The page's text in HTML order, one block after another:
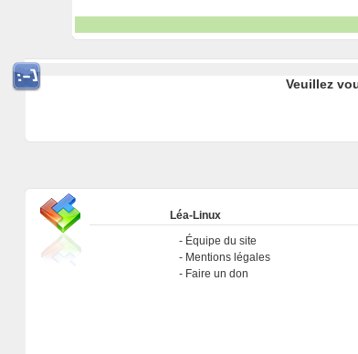
Veuillez
Léa-Linux
Équipe du site
Mentions légales
Faire un don